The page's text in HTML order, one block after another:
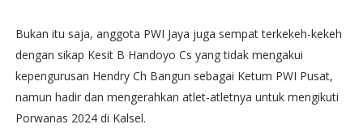
Bukan itu saja, anggota PWI Jaya juga sempat terkekeh-kekeh
dengan sikap Kesit B Handoyo Cs yang tidak mengakui
kepengurusan Hendry Ch Bangun sebagai Ketum PWI Pusat,
namun hadir dan mengerahkan atlet-atletnya untuk mengikuti
Porwanas 2024 di Kalsel.